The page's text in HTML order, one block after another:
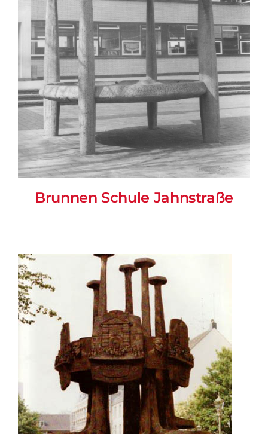
Brunnen Schule Jahnstraße